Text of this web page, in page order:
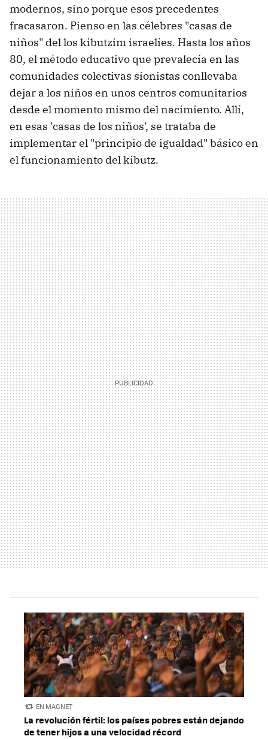
modernos, sino porque esos precedentes
fracasaron. Pienso en las célebres "casas de
niños" del los kibutzim israelíes. Hasta los años
80, el método educativo que prevalecía en las
comunidades colectivas sionistas conllevaba
dejar a los niños en unos centros comunitarios
desde el momento mismo del nacimiento. Allí,
en esas 'casas de los niños', se trataba de
implementar el "principio de igualdad" básico en
el funcionamiento del kibutz.
EN MAGNET
La revolución fértil: los países pobres están dejando
de tener hijos a una velocidad récord